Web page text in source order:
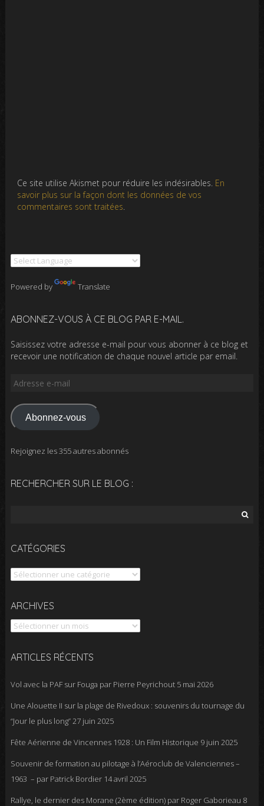
Ce site utilise Akismet pour réduire les indésirables. En
savoir plus sur la façon dont les données de vos
commentaires sont traitées.
Powered by Translate
ABONNEZ-VOUS À CE BLOG PAR E-MAIL.
Saisissez votre adresse e-mail pour vous abonner à ce blog et
recevoir une notification de chaque nouvel article par email.
Adresse
mail
Abonnez-vous
Rejoignez les 355 autres abonnés
RECHERCHER SUR LE BLOG :
CATÉGORIES
Catégories
ARCHIVES
Archives
ARTICLES RÉCENTS
Vol avec la PAF sur Fouga par Pierre Peyrichout 5 mai 2026
Une Alouette II sur la plage de Rivedoux : souvenirs du tournage du
“Jour le plus long”27 juin 2025
Fête Aérienne de Vincennes 1928 : Un Film Historique 9 juin 2025
Souvenir de formation au pilotage à l’Aéroclub de Valenciennes –
1963 – par Patrick Bordier 14 avril 2025
Rallye, le dernier des Morane (2ème édition) par Roger Gaborieau 8